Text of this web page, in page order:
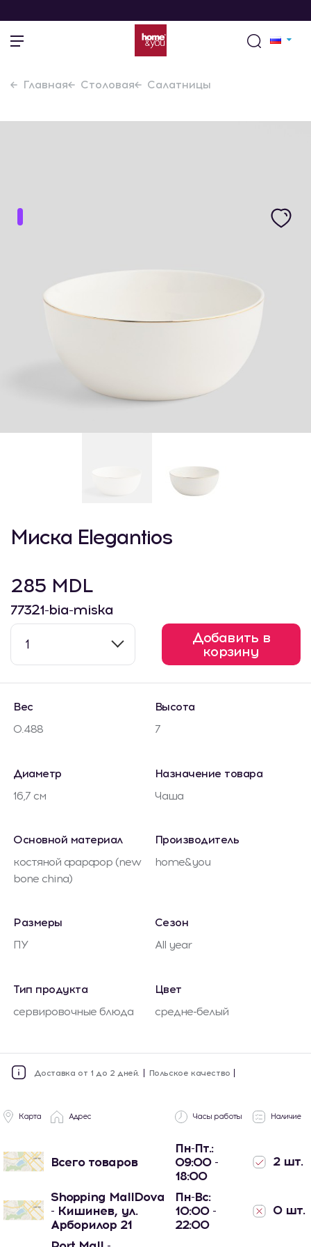
Главная Столовая Салатницы
Миска Elegantios
285 MDL
77321-bia-miska
1
Добавить в
корзину
Вес
0.488
Высота
7
Диаметр
16,7 см
Назначение товара
Чаша
Основной материал
костяной фарфор (new
bone china)
Производитель
home&you
Размеры
ПУ
Сезон
All year
Тип продукта
сервировочные блюда
Цвет
средне-белый
Доставка от 1 до 2 дней. Польское качество
Карта Адрес Часы работы Наличие
Всего товаров
Пн-Пт.:
09:00 -
18:00
2 шт.
Shopping MallDova
- Кишинев, ул.
Арборилор 21
Пн-Вс:
10:00 -
22:00
0 шт.